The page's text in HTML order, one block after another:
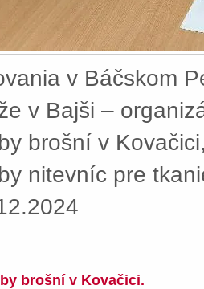
v Báčskom
v Bajši –
brošní v
nitevníc pre
brošní v Kovačici.